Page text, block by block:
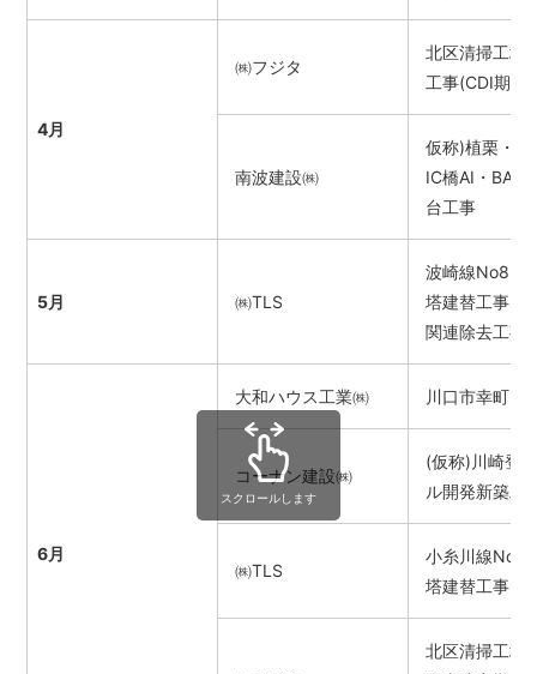
4月
㈱フジタ
北区清掃工場
工事(CDⅠ期)
南波建設㈱
仮称)植栗・中
IC橋AI・BAI
台工事
5月 ㈱TLS
波崎線
塔建替工事な
関連除去工事
6月
大和ハウス工業㈱ 川口市幸町2
コーナン建設㈱
(仮称)川崎登
ル開発新築工
㈱TLS
小糸川線
塔建替工事
北区清掃工場
スクロールします